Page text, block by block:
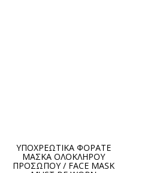
ΥΠΟΧΡΕΩΤΙΚΑ ΦΟΡΑΤΕ
ΜΑΣΚΑ ΟΛΟΚΛΗΡΟΥ
ΠΡΟΣΩΠΟΥ / FACE MASK